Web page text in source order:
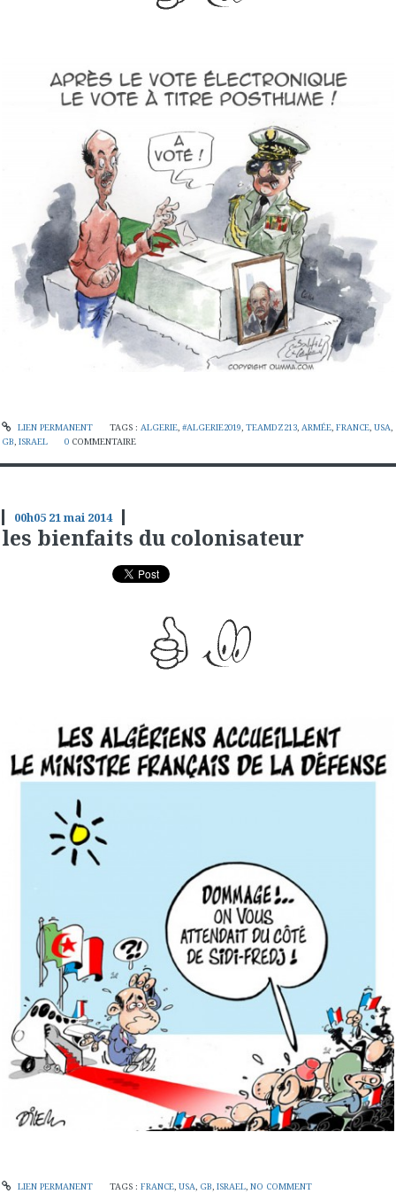
LIEN PERMANENT TAGS : ALGERIE, #ALGERIE2019, TEAMDZ213, ARMÉE, FRANCE, USA,
GB, ISRAEL 0 COMMENTAIRE
00h05 21mai 2014
les bienfaits du colonisateur
LIEN PERMANENT TAGS : FRANCE, USA, GB, ISRAEL, NO COMMENT